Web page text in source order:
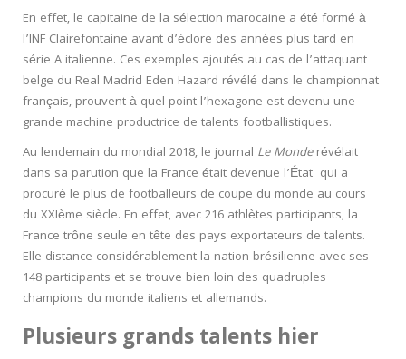
En effet, le capitaine de la sélection marocaine a été formé à
l’INF Clairefontaine avant d’éclore des années plus tard en
série A italienne. Ces exemples ajoutés au cas de l’attaquant
belge du Real Madrid Eden Hazard révélé dans le championnat
français, prouvent à quel point l’hexagone est devenu une
grande machine productrice de talents footballistiques.
Au lendemain du mondial 2018, le journal Le Monderévélait
dans sa parution que la France était devenue l’État qui a
procuré le plus de footballeurs de coupe du monde au cours
du XXIème siècle. En effet, avec 216 athlètes participants, la
France trône seule en tête des pays exportateurs de talents.
Elle distance considérablement la nation brésilienne avec ses
148 participants et se trouve bien loin des quadruples
champions du monde italiens et allemands.
Plusieurs grands talents hier